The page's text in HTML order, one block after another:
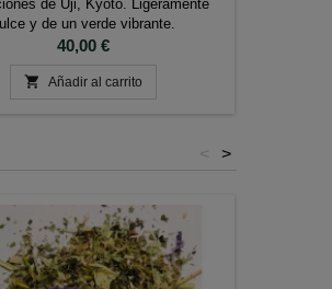
de Uji, Kyoto. Ligeramente
y de un verde vibrante.
Precio
40,00 €
 Añadir al carrito
>
<